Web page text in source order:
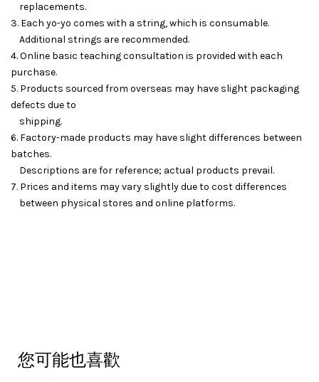
replacements.
3. Each yo-yo comes with a string, which is consumable.
Additional strings are recommended.
4. Online basic teaching consultation is provided with each
purchase.
5. Products sourced from overseas may have slight packaging
defects due to
shipping.
6. Factory-made products may have slight differences between
batches.
Descriptions are for reference; actual products prevail.
7. Prices and items may vary slightly due to cost differences
between physical stores and online platforms.
您可能也喜歡